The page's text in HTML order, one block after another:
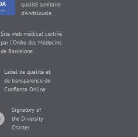
qualité sanitaire
d'Andalousie
Site web médical certifié
par l'Ordre des Médecins
de Barcelone
Label de qualité et
de transparence de
Confianza Online
Signatory of
the Diversity
Charter